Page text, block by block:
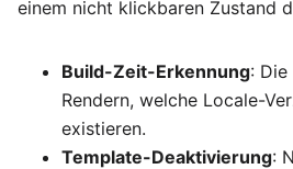
einem nicht klickbaren Zustand
Build-Zeit-Erkennung:
Rendern, welche Locale-
existieren.
Template-Deaktivierung: